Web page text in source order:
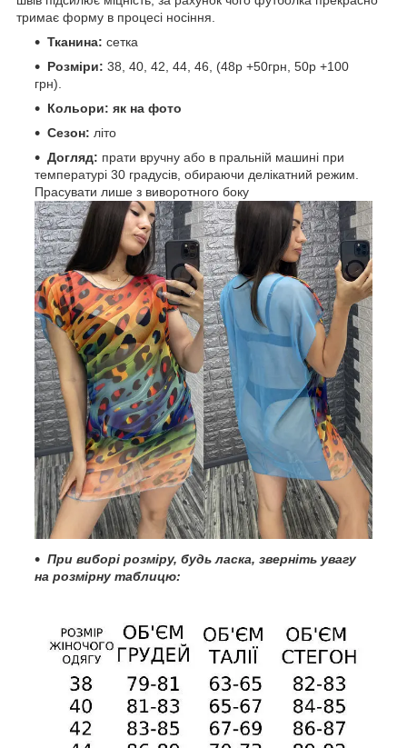
тримає форму в процесі носіння.
Тканина: сетка
Розміри: 38, 40, 42, 44, 46, (48р +50грн, 50р +100
грн).
Кольори: як на фото
Сезон: літо
Догляд: прати вручну або в пральній машині при
температурі 30 градусів, обираючи делікатний режим.
Прасувати лише з виворотного боку
При виборі розміру, будь ласка, зверніть увагу
на розмірну таблицю: